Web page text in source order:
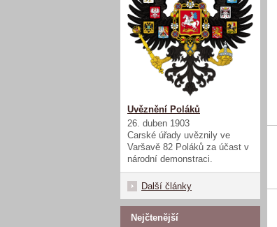
Uvěznění Poláků
26. duben 1903
Carské úřady uvěznily ve
Varšavě 82 Poláků za účast v
národní demonstraci.
Další články
Nejčtenější